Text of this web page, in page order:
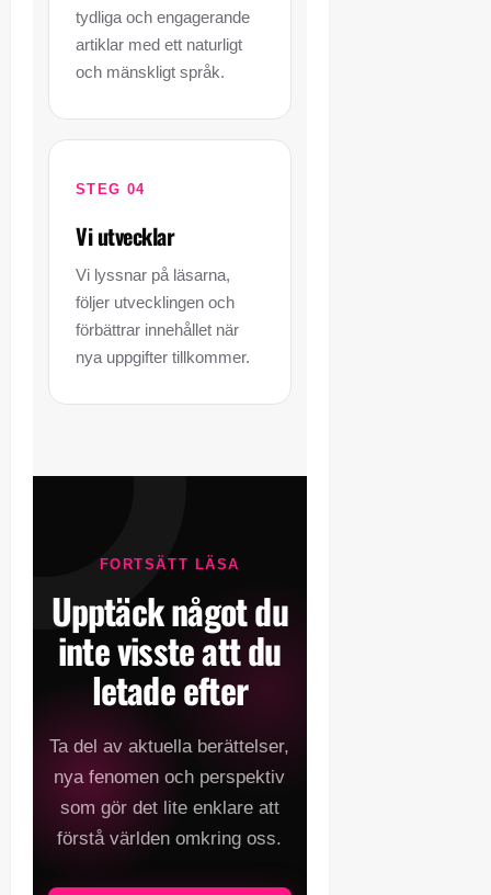
tydliga och engagerande
artiklar med ett naturligt
och mänskligt språk.
STEG 04
Vi utvecklar
Vi lyssnar på läsarna,
följer utvecklingen och
förbättrar innehållet när
nya uppgifter tillkommer.
FORTSÄTT LÄSA
Upptäck något du
inte visste att du
letade efter
Ta del av aktuella berättelser,
nya fenomen och perspektiv
som gör det lite enklare att
förstå världen omkring oss.